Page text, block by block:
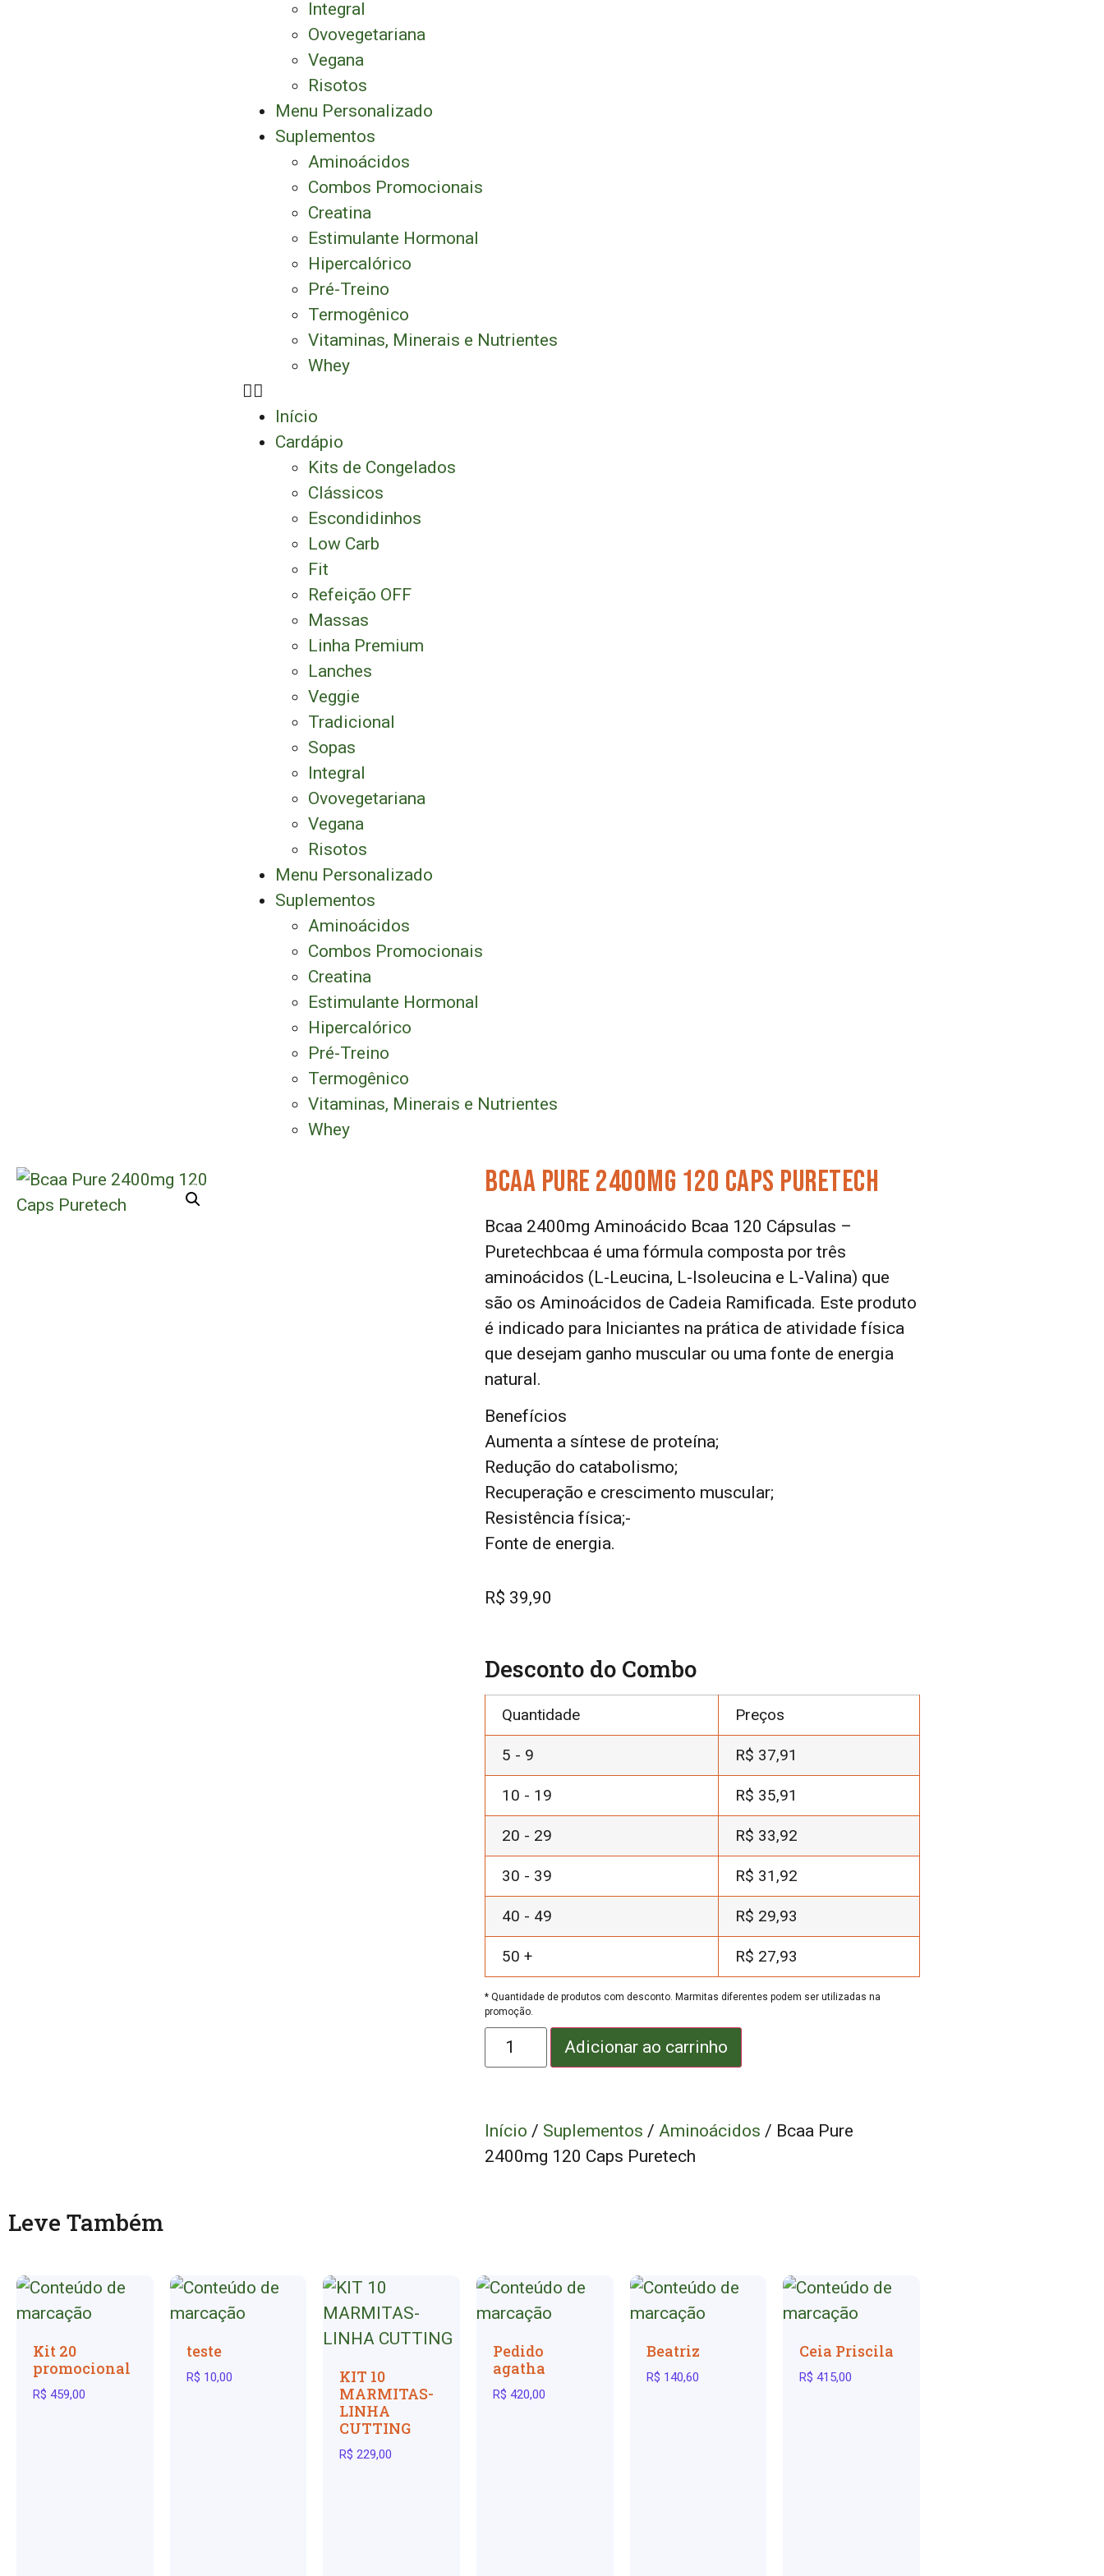
Integral
Ovovegetariana
Vegana
Risotos
Menu Personalizado
Suplementos
Aminoácidos
Combos Promocionais
Creatina
Estimulante Hormonal
Hipercalórico
Pré-Treino
Termogênico
Vitaminas, Minerais e Nutrientes
Whey
Início
Cardápio
Kits de Congelados
Clássicos
Escondidinhos
Low Carb
Fit
Refeição OFF
Massas
Linha Premium
Lanches
Veggie
Tradicional
Sopas
Integral
Ovovegetariana
Vegana
Risotos
Menu Personalizado
Suplementos
Aminoácidos
Combos Promocionais
Creatina
Estimulante Hormonal
Hipercalórico
Pré-Treino
Termogênico
Vitaminas, Minerais e Nutrientes
Whey
Bcaa Pure 2400mg 120 Caps Puretech
Bcaa 2400mg Aminoácido Bcaa 120 Cápsulas –
Puretechbcaa é uma fórmula composta por três
aminoácidos (L-Leucina, L-Isoleucina e L-Valina) que
são os Aminoácidos de Cadeia Ramificada. Este produto
é indicado para Iniciantes na prática de atividade física
que desejam ganho muscular ou uma fonte de energia
natural.
Benefícios
Aumenta a síntese de proteína;
Redução do catabolismo;
Recuperação e crescimento muscular;
Resistência física;-
Fonte de energia.
R$ 39,90
Desconto do Combo
Quantidade Preços
5 - 9 R$ 37,91
10 - 19 R$ 35,91
20 - 29 R$ 33,92
30 - 39 R$ 31,92
40 - 49 R$ 29,93
50 + R$ 27,93
* Quantidade de produtos com desconto. Marmitas diferentes podem ser utilizadas na
promoção.
Adicionar ao carrinho
Início / Suplementos / Aminoácidos / Bcaa Pure
2400mg 120 Caps Puretech
Leve Também
Kit 20
promocional
R$ 459,00
teste
R$ 10,00
KIT 10
MARMITAS-
LINHA
CUTTING
R$ 229,00
Pedido
agatha
R$ 420,00
Beatriz
R$ 140,60
Ceia Priscila
R$ 415,00